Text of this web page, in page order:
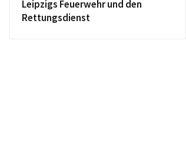
Leipzigs Feuerwehr und den
Rettungsdienst